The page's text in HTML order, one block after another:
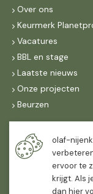
Over ons
Keurmerk
Vacatures
BBL en stage
Laatste nieuws
Onze projecten
Beurzen
Maandag t/m vrijdag
07:30-
16:30
12:00
olaf-
ervoor te
krijgt. Als
dan hier